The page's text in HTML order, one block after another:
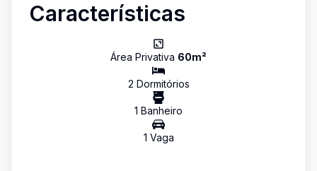
Características
Área Privativa 60m²
2 Dormitórios
1 Banheiro
1 Vaga